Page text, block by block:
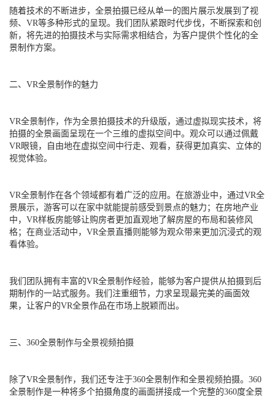
随着技术的不断进步，全景拍摄已经从单一的图片展示发展到了视
频、VR等多种形式的呈现。我们团队紧跟时代步伐，不断探索和创
新，将先进的拍摄技术与实际需求相结合，为客户提供个性化的全
景制作方案。
二、VR全景制作的魅力
VR全景制作，作为全景拍摄技术的升级版，通过虚拟现实技术，将
拍摄的全景画面呈现在一个三维的虚拟空间中。观众可以通过佩戴
VR眼镜，自由地在虚拟空间中行走、观看，获得更加真实、立体的
视觉体验。
VR全景制作在各个领域都有着广泛的应用。在旅游业中，通过VR全
景展示，游客可以在家中就能提前感受到景点的魅力；在房地产业
中，VR样板房能够让购房者更加直观地了解房屋的布局和装修风
格；在商业活动中，VR全景直播则能够为观众带来更加沉浸式的观
看体验。
我们团队拥有丰富的VR全景制作经验，能够为客户提供从拍摄到后
期制作的一站式服务。我们注重细节，力求呈现最完美的画面效
果，让客户的VR全景作品在市场上脱颖而出。
三、360全景制作与全景视频拍摄
除了VR全景制作，我们还专注于360全景制作和全景视频拍摄。360
全景制作是一种将多个拍摄角度的画面拼接成一个完整的360度全景